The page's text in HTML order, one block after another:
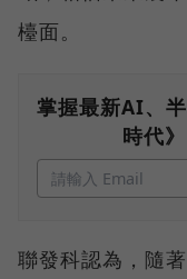
檯面。
掌握最新AI、
時代
聯發科認為，隨